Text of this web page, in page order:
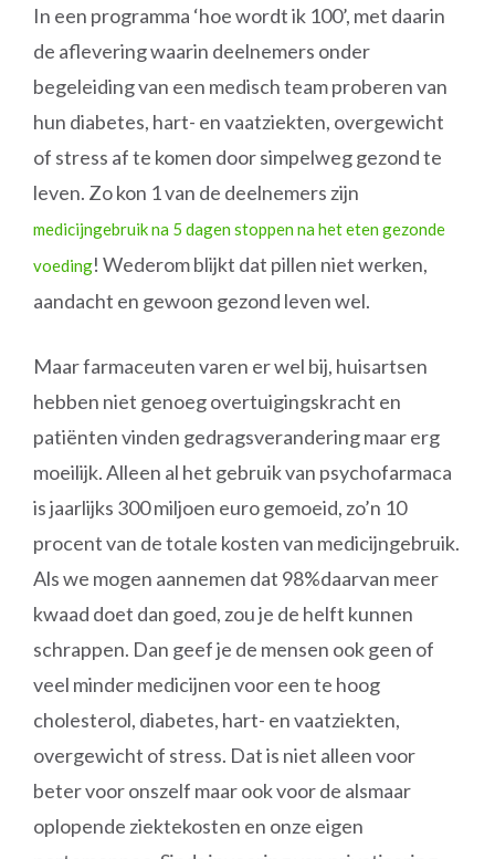
In een programma ‘hoe wordt ik 100’, met daarin
de aflevering waarin deelnemers onder
begeleiding van een medisch team proberen van
hun diabetes, hart- en vaatziekten, overgewicht
of stress af te komen door simpelweg gezond te
leven. Zo kon 1 van de deelnemers zijn
medicijngebruik na 5 dagen stoppen na het eten gezonde
voeding! Wederom blijkt dat pillen niet werken,
aandacht en gewoon gezond leven wel.
Maar farmaceuten varen er wel bij, huisartsen
hebben niet genoeg overtuigingskracht en
patiënten vinden gedragsverandering maar erg
moeilijk. Alleen al het gebruik van psychofarmaca
is jaarlijks 300 miljoen euro gemoeid, zo’n 10
procent van de totale kosten van medicijngebruik.
Als we mogen aannemen dat 98%daarvan meer
kwaad doet dan goed, zou je de helft kunnen
schrappen. Dan geef je de mensen ook geen of
veel minder medicijnen voor een te hoog
cholesterol, diabetes, hart- en vaatziekten,
overgewicht of stress. Dat is niet alleen voor
beter voor onszelf maar ook voor de alsmaar
oplopende ziektekosten en onze eigen